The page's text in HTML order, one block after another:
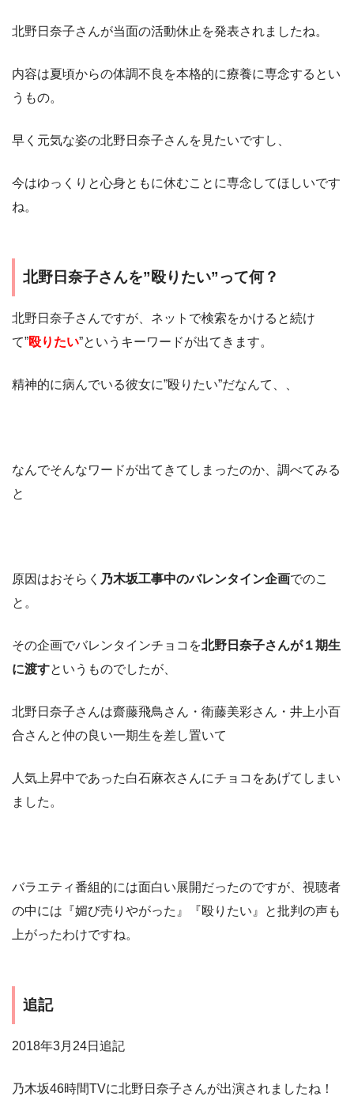
北野日奈子さんが当面の活動休止を発表されましたね。
内容は夏頃からの体調不良を本格的に療養に専念するとい
うもの。
早く元気な姿の北野日奈子さんを見たいですし、
今はゆっくりと心身ともに休むことに専念してほしいです
ね。
北野日奈子さんを”殴りたい”って何？
北野日奈子さんですが、ネットで検索をかけると続け
て”殴りたい”というキーワードが出てきます。
精神的に病んでいる彼女に”殴りたい”だなんて、、
なんでそんなワードが出てきてしまったのか、調べてみる
と
原因はおそらく 乃木坂工事中のバレンタイン企画でのこ
と。
その企画でバレンタインチョコを北野日奈子さんが１期生
に渡すというものでしたが、
北野日奈子さんは齋藤飛鳥さん・衛藤美彩さん・井上小百
合さんと仲の良い一期生を差し置いて
人気上昇中であった白石麻衣さんにチョコをあげてしまい
ました。
バラエティ番組的には面白い展開だったのですが、 視聴者
の中には『媚び売りやがった』『殴りたい』と批判の声も
上がったわけですね。
追記
2018年3月24日追記
乃木坂46時間TVに北野日奈子さんが出演されましたね！